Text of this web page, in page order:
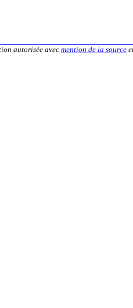
autorisée avecmention de la source